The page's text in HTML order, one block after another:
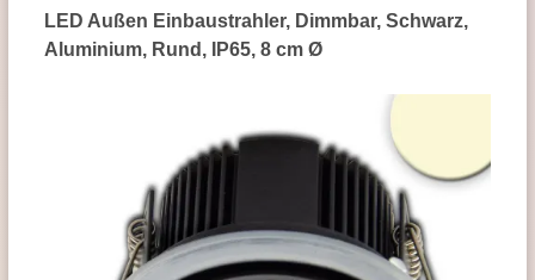
LED Außen Einbaustrahler, Dimmbar, Schwarz,
Aluminium, Rund, IP65, 8 cm Ø